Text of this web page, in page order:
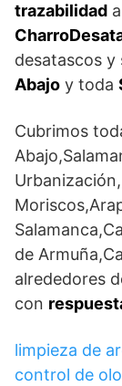
trazabilidad
desatascos y
Abajo y toda
Cubrimos
de
alrededores
con
limpieza de
control de